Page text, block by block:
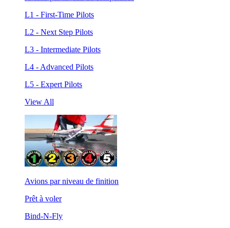
L1 - First-Time Pilots
L2 - Next Step Pilots
L3 - Intermediate Pilots
L4 - Advanced Pilots
L5 - Expert Pilots
View All
Avions par niveau de finition
Prêt à voler
Bind-N-Fly